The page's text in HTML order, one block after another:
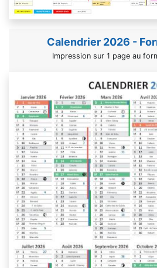
Calendrier 2026 -
Impression sur 1 page au